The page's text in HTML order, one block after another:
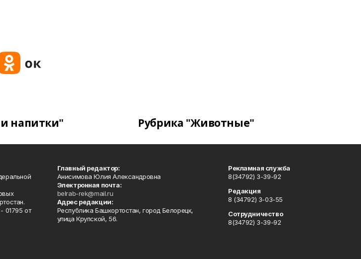
напитки" Рубрика "Животные"
01795 от
Главный редактор:
Анисимова Юлия Александровна
Электронная почта:
belrab-rek@mail.ru
Адрес редакции:
Республика Башкортостан, город Белорецк,
улица Крупской, 56.
Рекламная служба
8(34792) 3-39-92
Редакция
8 (34792) 3-03-55
Сотрудничество
8(34792) 3-39-92